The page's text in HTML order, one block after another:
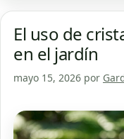
El uso de
en el jardín
mayo 15, 2026 por